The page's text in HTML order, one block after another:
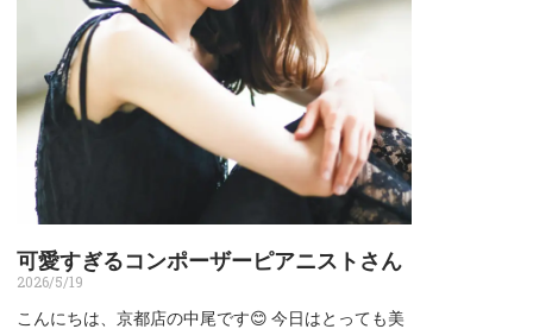
可愛すぎるコンポーザーピアニストさん
2026/5/19
こんにちは、京都店の中尾です😊 今日はとっても美